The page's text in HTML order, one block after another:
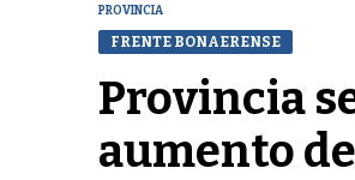
PROVINCIA
FRENTE BONAERENSE
Provincia
aumento